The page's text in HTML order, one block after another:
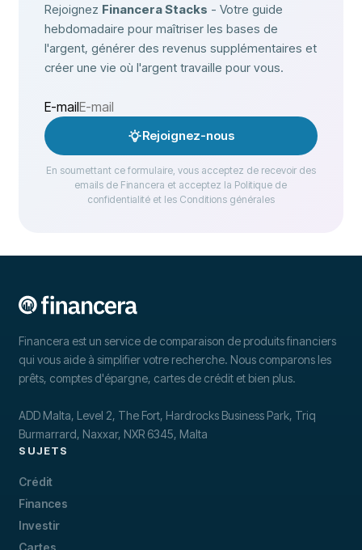
Rejoignez Financera Stacks - Votre guide
hebdomadaire pour maîtriser les bases de
l'argent, générer des revenus supplémentaires et
créer une vie où l'argent travaille pour vous.
E-mail
Rejoignez-nous
En soumettant ce formulaire, vous acceptez de recevoir des
emails de Financera et acceptez la Politique de
confidentialité et les Conditions générales
Financera est un service de comparaison de produits financiers
qui vous aide à simplifier votre recherche. Nous comparons les
prêts, comptes d'épargne, cartes de crédit et bien plus.
ADD Malta, Level 2, The Fort, Hardrocks Business Park, Triq
Burmarrard, Naxxar, NXR 6345, Malta
SUJETS
Crédit
Finances
Investir